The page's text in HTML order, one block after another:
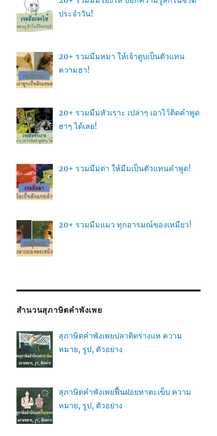
ประจำวัน!
20+ รวมมีมหมา ให้เจ้าตูบเป็นตัวแทน
ความฮา!
20+ รวมมีมหัวเราะ เปล่าๆ เอาไว้ติดคำพูด
ฮาๆ ได้เลย!
20+ รวมมีมด่า ให้มีมเป็นตัวแทนคำพูด!
20+ รวมมีมแมว ทุกอารมณ์ของเหมียว!
สำนวนสุภาษิตคำพังเพย
สุภาษิตคำพังเพยปลาติดร่างแห ความ
หมาย, รูป, ตัวอย่าง
สุภาษิตคำพังเพยฟื้นฝอยหาตะเข็บ ความ
หมาย, รูป, ตัวอย่าง